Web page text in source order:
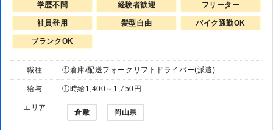
学歴不問 経験者歓迎 フリーター
社員登用 髪型自由 バイク通勤OK
ブランクOK
職種 ①倉庫/配送フォークリフトドライバー(派遣)
給与 ①時給1,400～1,750円
エリア
倉敷 岡山県